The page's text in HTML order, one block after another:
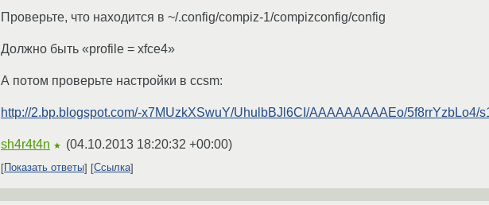
Проверьте, что находится в ~/.config/compiz-1/compizconfig/config
Должно быть «profile = xfce4»
А потом проверьте настройки в ccsm:
http://2.bp.blogspot.com/-x7MUzkXSwuY/UhulbBJl6CI/AAAAAAAAAEo/5f8rrYzbLo4/
sh4r4t4n ★ (04.10.2013 18:20:32 +00:00)
Показать ответы Ссылка